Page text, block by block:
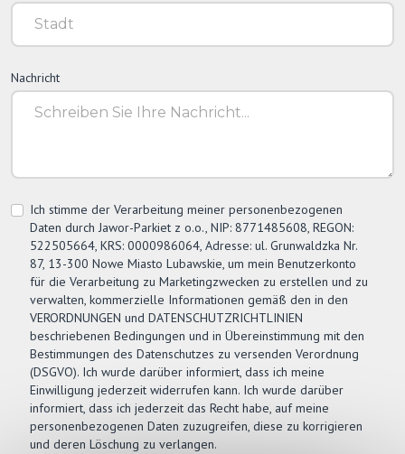
Nachricht
Ich stimme der Verarbeitung meiner personenbezogenen
Daten durch Jawor-Parkiet z o.o., NIP: 8771485608, REGON:
522505664, KRS: 0000986064, Adresse: ul. Grunwaldzka Nr.
87, 13-300 Nowe Miasto Lubawskie, um mein Benutzerkonto
für die Verarbeitung zu Marketingzwecken zu erstellen und zu
verwalten, kommerzielle Informationen gemäß den in den
VERORDNUNGEN und DATENSCHUTZRICHTLINIEN
beschriebenen Bedingungen und in Übereinstimmung mit den
Bestimmungen des Datenschutzes zu versenden Verordnung
(DSGVO). Ich wurde darüber informiert, dass ich meine
Einwilligung jederzeit widerrufen kann. Ich wurde darüber
informiert, dass ich jederzeit das Recht habe, auf meine
personenbezogenen Daten zuzugreifen, diese zu korrigieren
und deren Löschung zu verlangen.